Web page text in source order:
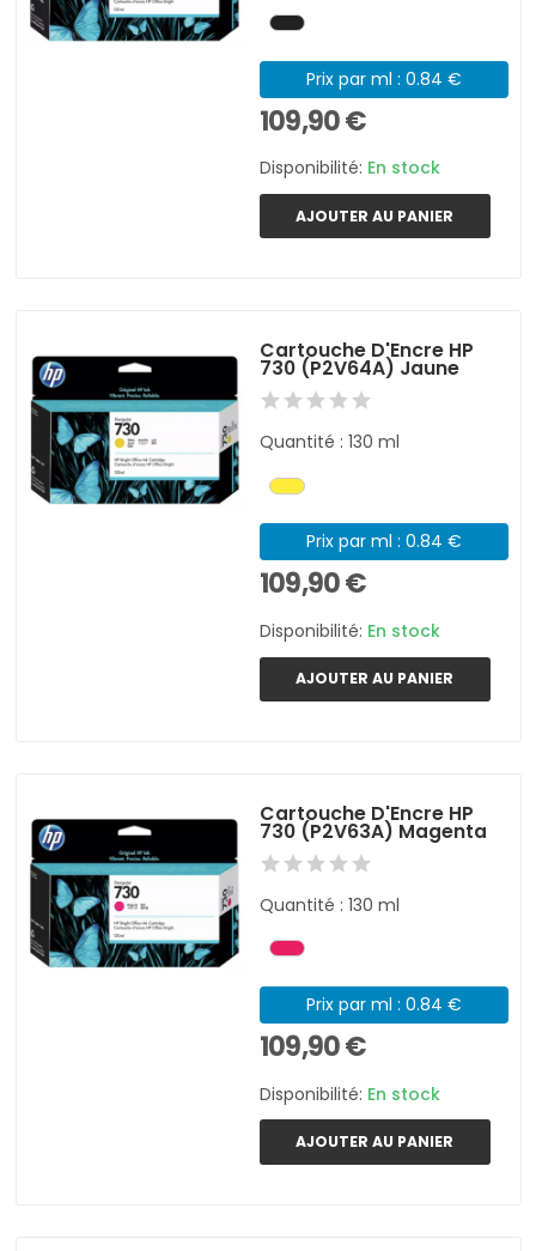
Prix par ml : 0.84 €
109,90 €
Disponibilité: En stock
AJOUTER AU PANIER
Cartouche D'Encre HP
730 (P2V64A) Jaune
Quantité : 130 ml
Prix par ml : 0.84 €
109,90 €
Disponibilité: En stock
AJOUTER AU PANIER
Cartouche D'Encre HP
730 (P2V63A) Magenta
Quantité : 130 ml
Prix par ml : 0.84 €
109,90 €
Disponibilité: En stock
AJOUTER AU PANIER